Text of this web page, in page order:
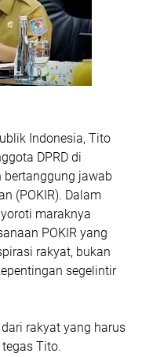
Indonesia, Tito
DPRD di
bertanggung jawab
(POKIR). Dalam
maraknya
POKIR yang
rakyat, bukan
segelintir
rakyat yang harus
Tito.